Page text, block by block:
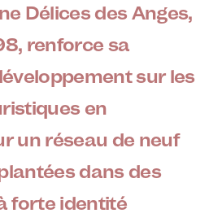
Délices des Anges,
renforce sa
sur les
en
un réseau de neuf
dans des
forte identité